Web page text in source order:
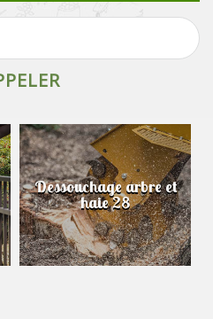
Dessouchage arbre et
haie 28